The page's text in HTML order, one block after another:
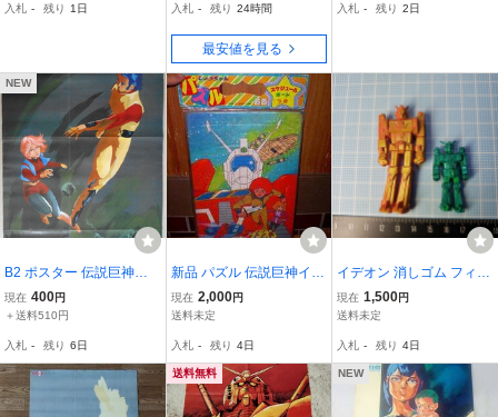
入札 - 残り 1日 入札 - 残り 24時間
最安値を見る
入札 - 残り 2日
NEW
B2 ポスター 伝説巨神イ
デオン イデオン 日本サン
ライズ 東急エージェンシ
スター 大きさ 縦 約72.5
㎝ 横が約51.5㎝
現在 400円
＋送料510円
入札 - 残り 6日
新品 パズル 伝説巨神イデ
オン ショウワノート 30片
現在 2,000円
送料未定
入札 - 残り 4日
イデオン 消しゴム フィギ
ュア 二点 当時物
現在 1,500円
送料未定
入札 - 残り 4日
送料無料 NEW